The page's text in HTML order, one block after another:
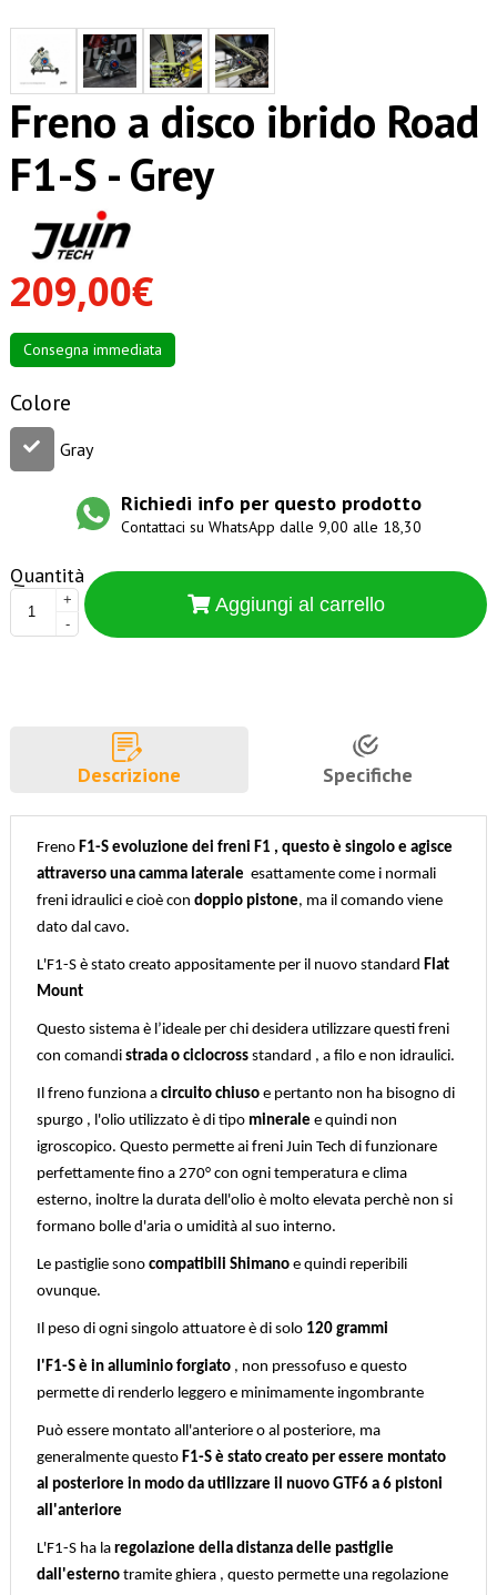
Freno a disco ibrido Road
F1-S - Grey
209,00€
Consegna immediata
Colore
Gray
Richiedi info per questo prodotto
Contattaci su WhatsApp dalle 9,00 alle 18,30
Quantità
+
-
Aggiungi al carrello
Descrizione Specifiche
Freno F1-S evoluzione dei freni F1 , questo è singolo e agisce
attraverso una camma laterale esattamente come i normali
freni idraulici e cioè con doppio pistone, ma il comando viene
dato dal cavo.
L'F1-S è stato creato appositamente per il nuovo standard Flat
Mount
Questo sistema è l’ideale per chi desidera utilizzare questi freni
con comandi strada o ciclocrossstandard , a filo e non idraulici.
Il freno funziona a circuito chiusoe pertanto non ha bisogno di
spurgo , l'olio utilizzato è di tipo minerale e quindi non
igroscopico. Questo permette ai freni Juin Tech di funzionare
perfettamente fino a 270° con ogni temperatura e clima
esterno, inoltre la durata dell'olio è molto elevata perchè non si
formano bolle d'aria o umidità al suo interno.
Le pastiglie sono compatibili Shimanoe quindi reperibili
ovunque.
Il peso di ogni singolo attuatore è di solo 120 grammi
l'F1-S è in alluminio forgiato, non pressofuso e questo
permette di renderlo leggero e minimamente ingombrante
Può essere montato all'anteriore o al posteriore, ma
generalmente questo F1-S è stato creato per essere montato
al posteriore in modo da utilizzare il nuovo GTF6 a 6 pistoni
all'anteriore
L'F1-S ha la regolazione della distanza delle pastiglie
dall'esternotramite ghiera , questo permette una regolazione